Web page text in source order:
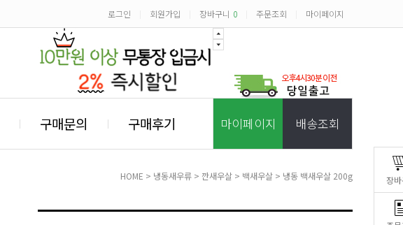
장
로그인 회원가입 장바구니 0 주문조회 마이페이지
구매문의 구매후기 마이페이지 배송조회
HOME > 냉동새우류 > 깐새우살 > 백새우살 > 냉동 백새우살 200g